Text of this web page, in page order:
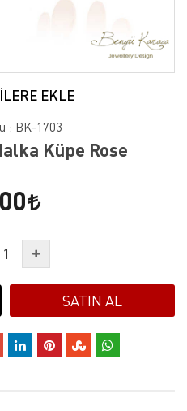
EKLE
: BK-1703
Küpe Rose
SATIN AL